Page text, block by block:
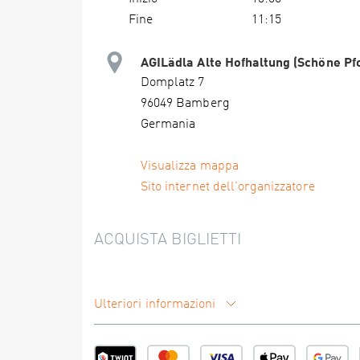
Fine
11:15
AGILädla Alte Hofhaltung (Schöne
Domplatz 7
96049 Bamberg
Germania
Visualizza mappa
Sito internet dell'organizzatore
ACQUISTA BIGLIETTI
Ulteriori informazioni